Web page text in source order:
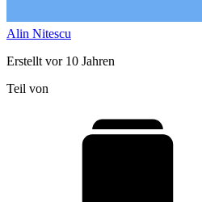
Alin Nitescu
Erstellt vor 10 Jahren
Teil von